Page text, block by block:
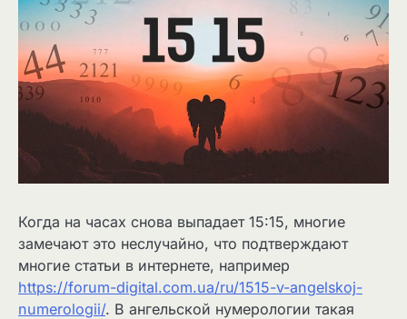
Когда на часах снова выпадает 15:15, многие
замечают это неслучайно, что подтверждают
многие статьи в интернете, например
https://forum-digital.com.ua/ru/1515-v-angelskoj-
numerologii/. В ангельской нумерологии такая